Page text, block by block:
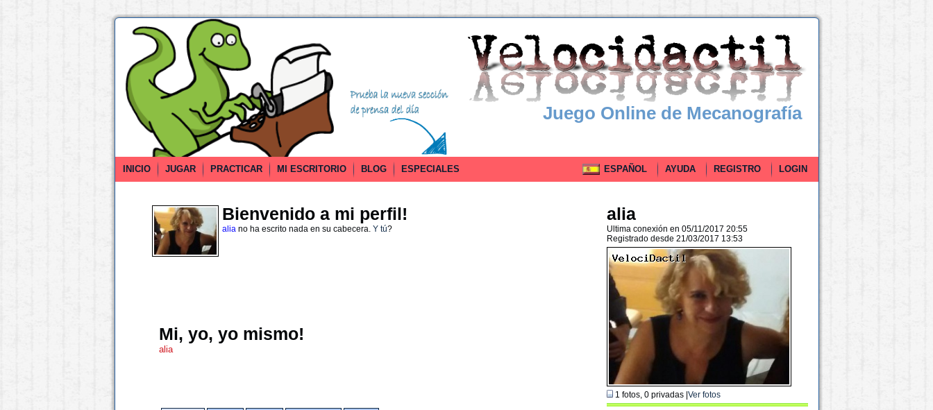
Juego Online de Mecanografía
INICIO JUGAR PRACTICAR MI ESCRITORIO BLOG ESPECIALES ESPAÑOL AYUDA REGISTRO LOGIN
Bienvenido a mi perfil!
aliano ha escrito nada en su cabecera. Y tú?
Mi, yo, yo mismo!
alia
alia
Ultima conexión en 05/11/2017 20:55
Registrado desde 21/03/2017 13:53
1 fotos, 0 privadas | Ver fotos